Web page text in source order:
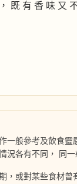
既 有 香 味 又
一般參考及飲食
各有不同， 同
，或對某些食材